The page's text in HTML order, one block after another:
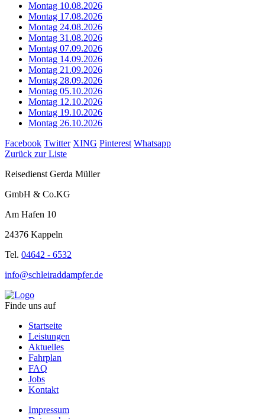
Montag 10.08.2026
Montag 17.08.2026
Montag 24.08.2026
Montag 31.08.2026
Montag 07.09.2026
Montag 14.09.2026
Montag 21.09.2026
Montag 28.09.2026
Montag 05.10.2026
Montag 12.10.2026
Montag 19.10.2026
Montag 26.10.2026
Facebook Twitter XING Pinterest Whatsapp
Zurück zur Liste
Reisedienst Gerda Müller
GmbH & Co.KG
Am Hafen 10
24376 Kappeln
Tel. 04642 - 6532
info@schleiraddampfer.de
Finde uns auf
Startseite
Leistungen
Aktuelles
Fahrplan
FAQ
Jobs
Kontakt
Impressum